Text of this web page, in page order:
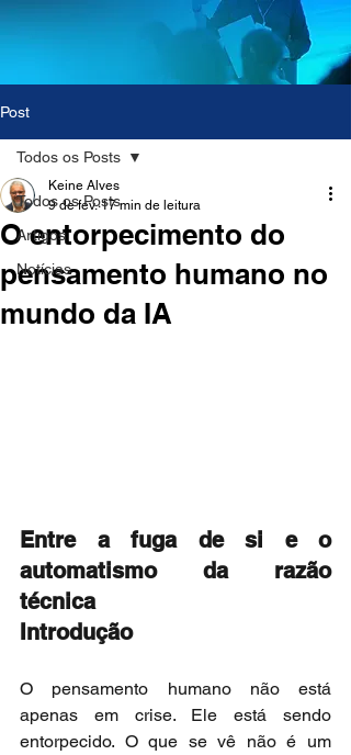
Post
Todos os Posts
Artigos
Notícias
Todos os Posts
O entorpecimento do
pensamento humano no
mundo da IA
Keine Alves
9 de fev. 17 min de leitura
Entre a fuga de si e o
automatismo da razão
técnica
Introdução
O pensamento humano não está
apenas em crise. Ele está sendo
entorpecido. O que se vê não é um